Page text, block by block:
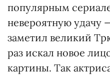
популярным
невероятную удачу
заметил великий
раз искал новое
картины. Так